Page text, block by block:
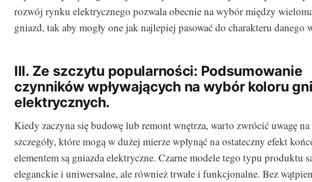
rozwój rynku elektrycznego pozwala obecnie na wybór między
gniazd, tak aby mogły one jak najlepiej pasować do charakteru danego
III. Ze szczytu popularności: Podsumowanie
czynników wpływających na wybór koloru
elektrycznych.
Kiedy zaczyna się budowę lub remont wnętrza, warto zwrócić uwagę
szczegóły, które mogą w dużej mierze wpłynąć na ostateczny efekt
elementem są gniazda elektryczne. Czarne modele tego typu produktu
eleganckie i uniwersalne, ale również trwałe i funkcjonalne. Bez